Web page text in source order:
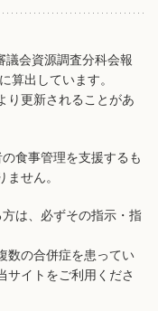
会資源調査分科会報
算出しています。
り更新されることがあ
食事管理を支援するも
せん。
は、必ずその指示・指
数の合併症を患ってい
サイトをご利用くださ